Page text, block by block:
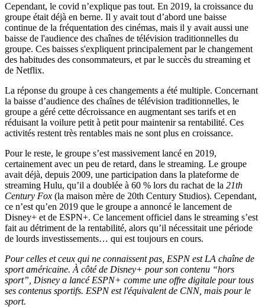
Cependant, le covid n’explique pas tout. En 2019, la croissance du
groupe était déjà en berne. Il y avait tout d’abord une baisse
continue de la fréquentation des cinémas, mais il y avait aussi une
baisse de l'audience des chaînes de télévision traditionnelles du
groupe. Ces baisses s'expliquent principalement par le changement
des habitudes des consommateurs, et par le succès du streaming et
de Netflix.
La réponse du groupe à ces changements a été multiple. Concernant
la baisse d’audience des chaînes de télévision traditionnelles, le
groupe a géré cette décroissance en augmentant ses tarifs et en
réduisant la voilure petit à petit pour maintenir sa rentabilité. Ces
activités restent très rentables mais ne sont plus en croissance.
Pour le reste, le groupe s’est massivement lancé en 2019,
certainement avec un peu de retard, dans le streaming. Le groupe
avait déjà, depuis 2009, une participation dans la plateforme de
streaming Hulu, qu’il a doublée à 60 % lors du rachat de la 21th
Century Fox (la maison mère de 20th Century Studios). Cependant,
ce n’est qu’en 2019 que le groupe a annoncé le lancement de
Disney+ et de ESPN+. Ce lancement officiel dans le streaming s’est
fait au détriment de la rentabilité, alors qu’il nécessitait une période
de lourds investissements… qui est toujours en cours.
Pour celles et ceux qui ne connaissent pas, ESPN est LA chaîne de
sport américaine. À côté de Disney+ pour son contenu “hors
sport”, Disney a lancé ESPN+ comme une offre digitale pour tous
ses contenus sportifs. ESPN est l'équivalent de CNN, mais pour le
sport.